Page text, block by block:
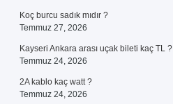
Koç burcu sadık mıdır ?
Temmuz 27, 2026
Kayseri Ankara arası uçak bileti kaç TL ?
Temmuz 24, 2026
2A kablo kaç watt ?
Temmuz 24, 2026